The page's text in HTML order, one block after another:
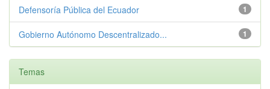
1
Defensoría Pública del Ecuador
1
Gobierno Autónomo Descentralizado...
Temas